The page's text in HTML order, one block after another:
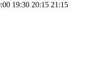
19:30 20:15 21:15